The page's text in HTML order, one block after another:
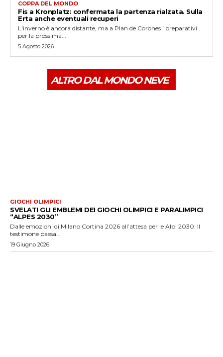
COPPA DEL MONDO
Fis a Kronplatz: confermata la partenza rialzata. Sulla
Erta anche eventuali recuperi
L'inverno è ancora distante, ma a Plan de Corones i preparativi
per la prossima...
5 Agosto 2026
ALTRO DAL MONDO NEVE
GIOCHI OLIMPICI
SVELATI GLI EMBLEMI DEI GIOCHI OLIMPICI E PARALIMPICI
“ALPES 2030”
Dalle emozioni di Milano Cortina 2026 all’attesa per le Alpi 2030. Il
testimone passa...
19 Giugno 2026